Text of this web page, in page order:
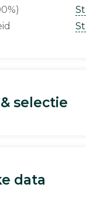
selectie
data